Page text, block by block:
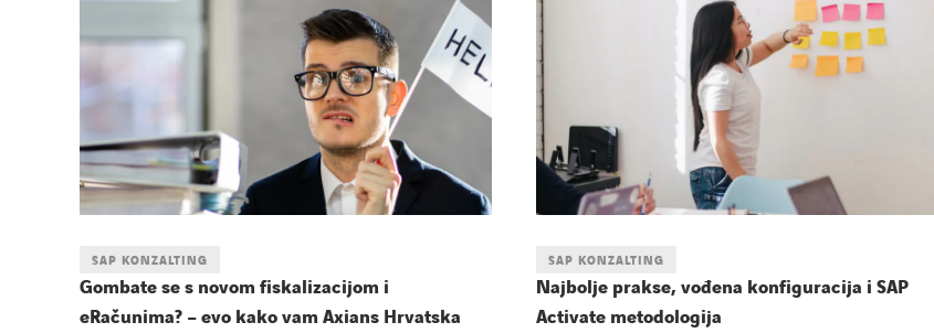
SAP KONZALTING
Gombate se s novom fiskalizacijom i
eRačunima? – evo kako vam Axians Hrvatska
SAP KONZALTING
Najbolje prakse, vođena konfiguracija i SAP
Activate metodologija